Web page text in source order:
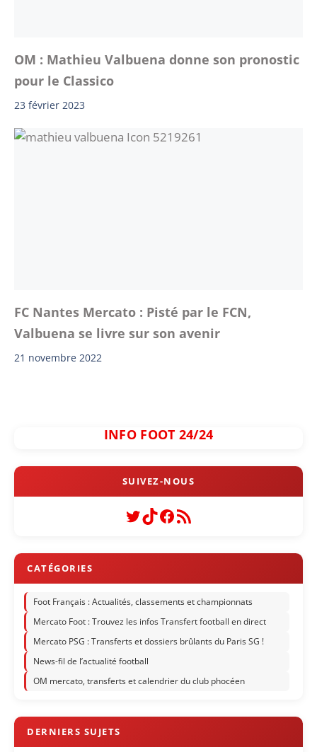
OM : Mathieu Valbuena donne son pronostic
pour le Classico
23 février 2023
FC Nantes Mercato : Pisté par le FCN,
Valbuena se livre sur son avenir
21 novembre 2022
INFO FOOT 24/24
Twitter
TikTok
Facebook
Flux RSS
Foot Français : Actualités, classements et championnats
Mercato Foot : Trouvez les infos Transfert football en direct
Mercato PSG : Transferts et dossiers brûlants du Paris SG !
News-fil de l’actualité football
OM mercato, transferts et calendrier du club phocéen